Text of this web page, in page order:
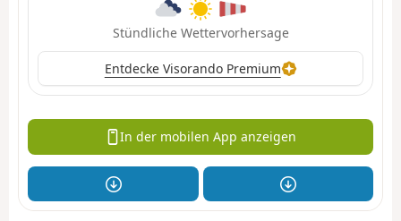
Stündliche Wettervorhersage
Entdecke Visorando Premium
In der mobilen App anzeigen